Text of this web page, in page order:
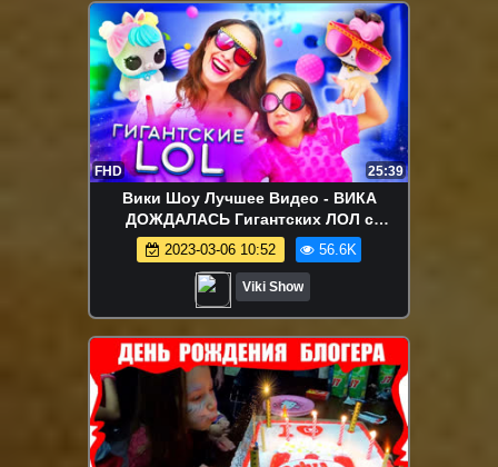
FHD 25:39
Вики Шоу Лучшее Видео - ВИКА
ДОЖДАЛАСЬ Гигантских ЛОЛ с
Питомцами Бигги Петс Eye Spy Biggie
Pets LOL / Вики Шоу
2023-03-06 10:52 56.6K
Viki Show